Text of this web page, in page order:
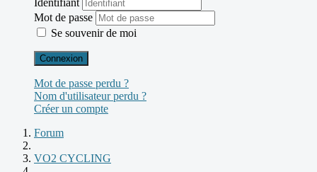
Identifiant
Mot de passe
Se souvenir de moi
Connexion
Mot de passe perdu ?
Nom d'utilisateur perdu ?
Créer un compte
Forum
VO2 CYCLING